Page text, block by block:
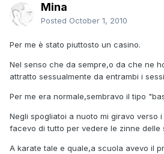
Mina
Posted October 1, 2010
Per me è stato piuttosto un casino.
Nel senso che da sempre,o da che ne
attratto sessualmente da entrambi i
Per me era normale,sembravo il tipo
Negli spogliatoi a nuoto mi giravo verso
facevo di tutto per vedere le zinne delle
A karate tale e quale,a scuola avevo il